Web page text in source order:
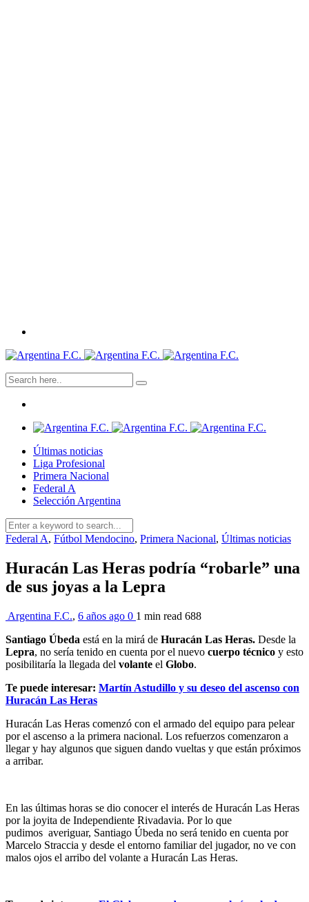
Últimas noticias
Liga Profesional
Primera Nacional
Federal A
Selección Argentina
Federal A, Fútbol Mendocino, Primera Nacional, Últimas noticias
Huracán Las Heras podría “robarle” una
de sus joyas a la Lepra
Argentina F.C., 6 años ago 0 1 min read 688
Santiago Úbeda está en la mirá de Huracán Las Heras. Desde la
Lepra, no sería tenido en cuenta por el nuevo cuerpo técnico y esto
posibilitaría la llegada del volante el Globo.
Te puede interesar: Martín Astudillo y su deseo del ascenso con
Huracán Las Heras
Huracán Las Heras comenzó con el armado del equipo para pelear
por el ascenso a la primera nacional. Los refuerzos comenzaron a
llegar y hay algunos que siguen dando vueltas y que están próximos
a arribar.
En las últimas horas se dio conocer el interés de Huracán Las Heras
por la joyita de Independiente Rivadavia. Por lo que
pudimos averiguar, Santiago Úbeda no será tenido en cuenta por
Marcelo Straccia y desde el entorno familiar del jugador, no ve con
malos ojos el arribo del volante a Huracán Las Heras.